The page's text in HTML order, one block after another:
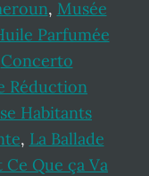
, Musée
Parfumée
Concerto
Réduction
Habitants
, La Ballade
Ce Que ça Va